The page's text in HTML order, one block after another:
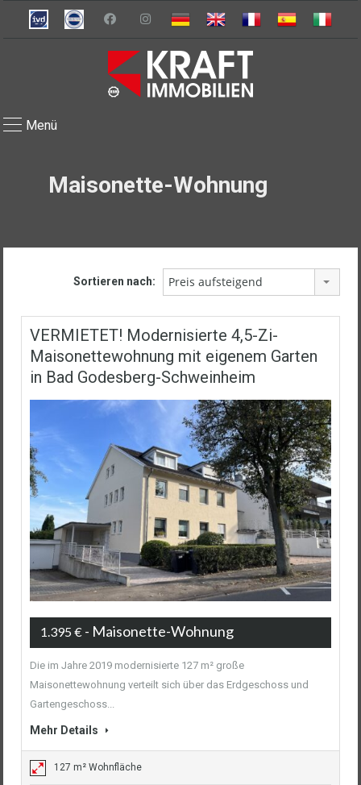
Menü
Maisonette-Wohnung
Sortieren nach: Preis aufsteigend
VERMIETET! Modernisierte 4,5-Zi-
Maisonettewohnung mit eigenem Garten
in Bad Godesberg-Schweinheim
1.395 € - Maisonette-Wohnung
Die im Jahre 2019 modernisierte 127 m² große
Maisonettewohnung verteilt sich über das Erdgeschoss und
Gartengeschoss...
Mehr Details
127 m² Wohnfläche